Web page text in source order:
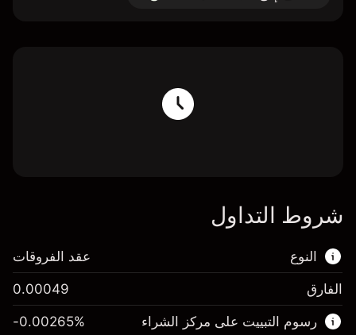
شروط التداول
النوع
هذا السوق المالي متاح للتداول من خلال عقود
الفروقات.
عقد الفروقات
الفارق 0.00049
رسوم التبييت على مركز الشراء -0.00265%